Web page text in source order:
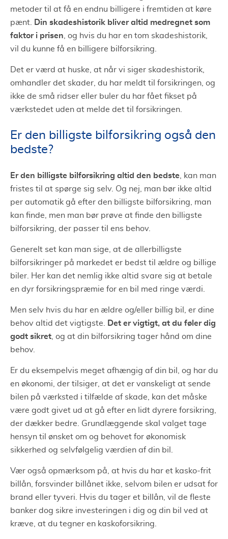
metoder til at få en endnu billigere i fremtiden at køre
pænt. Din skadeshistorik bliver altid medregnet som
faktor i prisen , og hvis du har en tom skadeshistorik,
vil du kunne få en billigere bilforsikring.
Det er værd at huske, at når vi siger skadeshistorik,
omhandler det skader, du har meldt til forsikringen, og
ikke de små ridser eller buler du har fået fikset på
værkstedet uden at melde det til forsikringen.
Er den billigste bilforsikring også den
bedste?
Er den billigste bilforsikring altid den bedste , kan man
fristes til at spørge sig selv. Og nej, man bør ikke altid
per automatik gå efter den billigste bilforsikring, man
kan finde, men man bør prøve at finde den billigste
bilforsikring, der passer til ens behov.
Generelt set kan man sige, at de allerbilligste
bilforsikringer på markedet er bedst til ældre og billige
biler. Her kan det nemlig ikke altid svare sig at betale
en dyr forsikringspræmie for en bil med ringe værdi.
Men selv hvis du har en ældre og/eller billig bil, er dine
behov altid det vigtigste. Det er vigtigt, at du føler dig
godt sikret , og at din bilforsikring tager hånd om dine
behov.
Er du eksempelvis meget afhængig af din bil, og har du
en økonomi, der tilsiger, at det er vanskeligt at sende
bilen på værksted i tilfælde af skade, kan det måske
være godt givet ud at gå efter en lidt dyrere forsikring,
der dækker bedre. Grundlæggende skal valget tage
hensyn til ønsket om og behovet for økonomisk
sikkerhed og selvfølgelig værdien af ​​din bil.
Vær også opmærksom på, at hvis du har et kasko-frit
billån, forsvinder billånet ikke, selvom bilen er udsat for
brand eller tyveri. Hvis du tager et billån, vil de fleste
banker dog sikre investeringen i dig og din bil ved at
kræve, at du tegner en kaskoforsikring.